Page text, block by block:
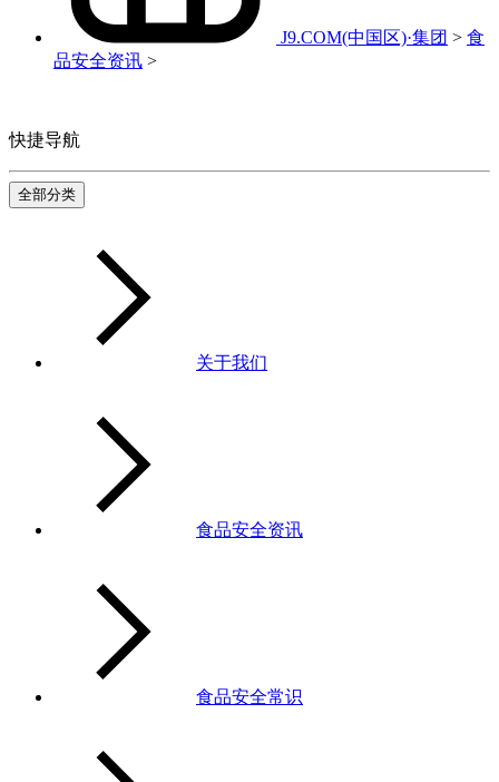
J9.COM(中国区)·集团 > 食
品安全资讯 >
快捷导航
全部分类
关于我们
食品安全资讯
食品安全常识